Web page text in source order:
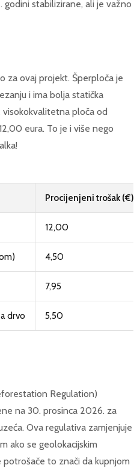
godini stabilizirane, ali je važno
za ovaj projekt. Šperploča je
i ima bolja statička
visokokvalitetna ploča od
eura. To je i više nego
Procijenjeni trošak (€)
12,00
4,50
7,95
drvo 5,50
Regulation)
na 30. prosinca 2026. za
Ova regulativa zamjenjuje
ako se geolokacijskim
potrošače to znači da kupnjom